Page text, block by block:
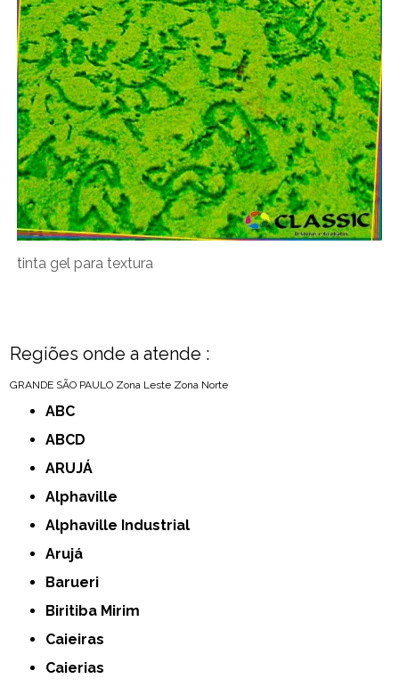
tinta gel para textura
Regiões onde a atende :
GRANDE SÃO PAULO Zona Leste Zona Norte
ABC
ABCD
ARUJÁ
Alphaville
Alphaville Industrial
Arujá
Barueri
Biritiba Mirim
Caieiras
Caierias